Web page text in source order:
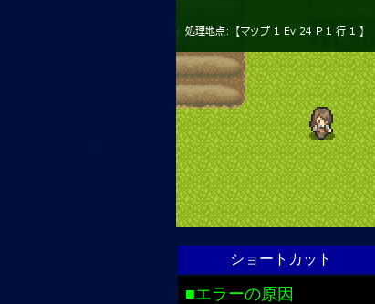
ショートカット
■エラーの原因